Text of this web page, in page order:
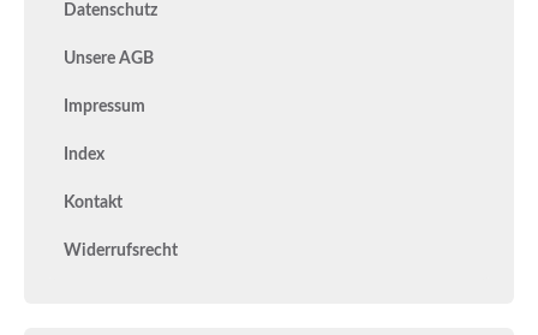
Datenschutz
Unsere AGB
Impressum
Index
Kontakt
Widerrufsrecht